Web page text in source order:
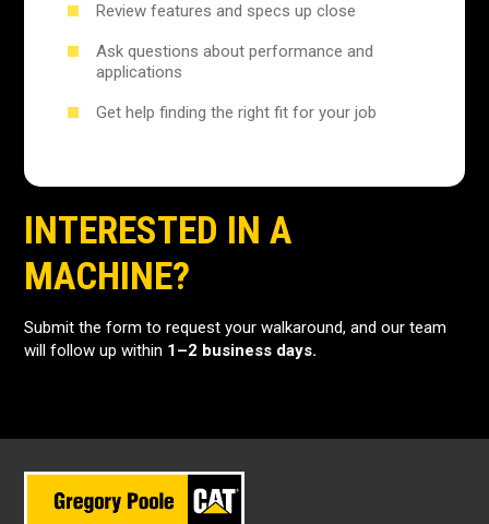
Review features and specs up close
Ask questions about performance and
applications
Get help finding the right fit for your job
INTERESTED IN A
MACHINE?
Submit the form to request your walkaround, and our team
will follow up within 1–2 business days.